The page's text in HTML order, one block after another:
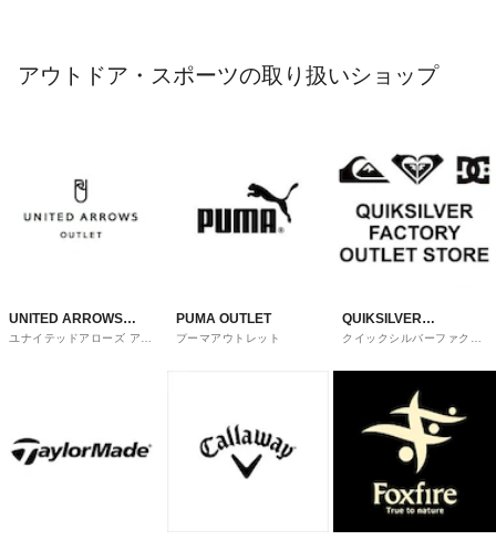
アウトドア・スポーツの取り扱いショップ
UNITED ARROWS
OUTLET
ユナイテッドアローズ アウ
PUMA OUTLET
プーマアウトレット
QUIKSILVER
FACTORY OUTLET
クイックシルバーファクト